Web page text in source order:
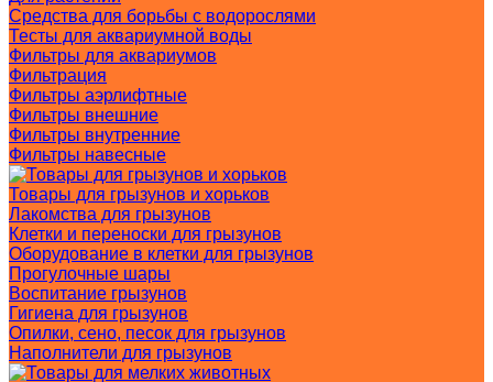
Средства для борьбы с водорослями
Тесты для аквариумной воды
Фильтры для аквариумов
Фильтрация
Фильтры аэрлифтные
Фильтры внешние
Фильтры внутренние
Фильтры навесные
Товары для грызунов и хорьков
Лакомства для грызунов
Клетки и переноски для грызунов
Оборудование в клетки для грызунов
Прогулочные шары
Воспитание грызунов
Гигиена для грызунов
Опилки, сено, песок для грызунов
Наполнители для грызунов